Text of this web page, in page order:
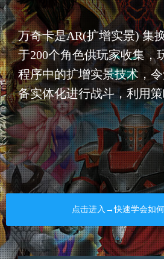
万奇卡是AR(扩增实景) 集
于200个角色供玩家收集，
程序中的扩增实景技术，
备实体化进行战斗，利用
点击进入→快速学会如